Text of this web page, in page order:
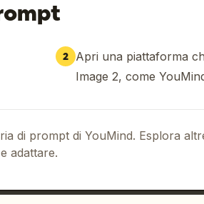
2 Apri una piattaforma
Image 2, come
di prompt di YouMind. Esplora
adattare.